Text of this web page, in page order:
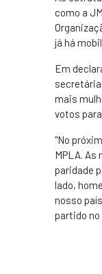
como a
já há
Em
mais
votos
"No
MPLA.
paridade
lado,
nosso
partido no